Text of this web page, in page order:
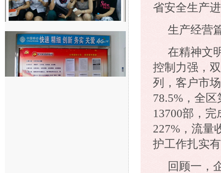
省安全生产
生产经营
在精神文
控制力强，
列，客户市
78.5%，全
13700部，
227%，流量
护工作扎实
回顾一，